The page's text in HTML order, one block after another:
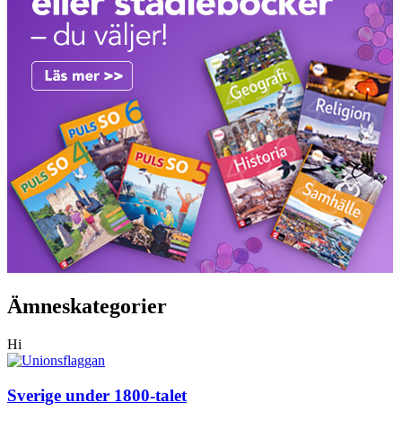
Ämneskategorier
Hi
Sverige under 1800-talet